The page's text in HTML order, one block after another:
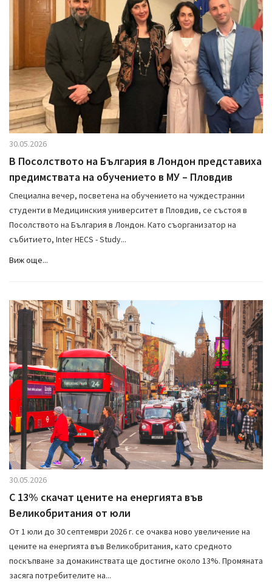
30.05.2026
В Посолството на България в Лондон представиха
предимствата на обучението в МУ – Пловдив
Специална вечер, посветена на обучението на чуждестранни
студенти в Медицинския университет в Пловдив, се състоя в
Посолството на България в Лондон. Като съорганизатор на
събитието, Inter HECS - Study...
Виж още...
30.05.2026
С 13% скачат цените на енергията във
Великобритания от юли
От 1 юли до 30 септември 2026 г. се очаква ново увеличение на
цените на енергията във Великобритания, като средното
поскъпване за домакинствата ще достигне около 13%. Промяната
засяга потребителите на...